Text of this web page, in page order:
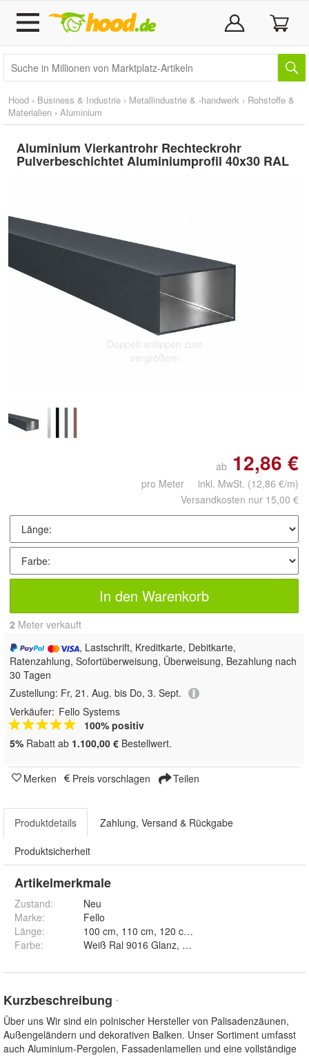
Hood › Business & Industrie › Metallindustrie & -handwerk › Rohstoffe &
Materialien › Aluminium
Aluminium Vierkantrohr Rechteckrohr
Pulverbeschichtet Aluminiumprofil 40x30 RAL
Doppelt antippen zum
vergrößern
ab 12,86 €
pro Meter inkl. MwSt. (12,86 €/m)
Versandkosten nur 15,00 €
In den Warenkorb
2 Meter verkauft
, Lastschrift, Kreditkarte, Debitkarte,
Ratenzahlung, Sofortüberweisung, Überweisung, Bezahlung nach
30 Tagen
Zustellung: Fr, 21. Aug. bis Do, 3. Sept.
Verkäufer: Fello Systems
100% positiv
5% Rabatt ab 1.100,00 € Bestellwert.
Merken Preis vorschlagen Teilen
Produktdetails Zahlung, Versand & Rückgabe
Produktsicherheit
Artikelmerkmale
Zustand:
Neu
Marke:
Fello
Länge:
Farbe: Weiß Ral 9016 Glanz, Weiß Ral 9016 Matte,
Kurzbeschreibung *
Über uns Wir sind ein polnischer Hersteller von Palisadenzäunen,
Außengeländern und dekorativen Balken. Unser Sortiment umfasst
auch Aluminium-Pergolen, Fassadenlamellen und eine vollständige